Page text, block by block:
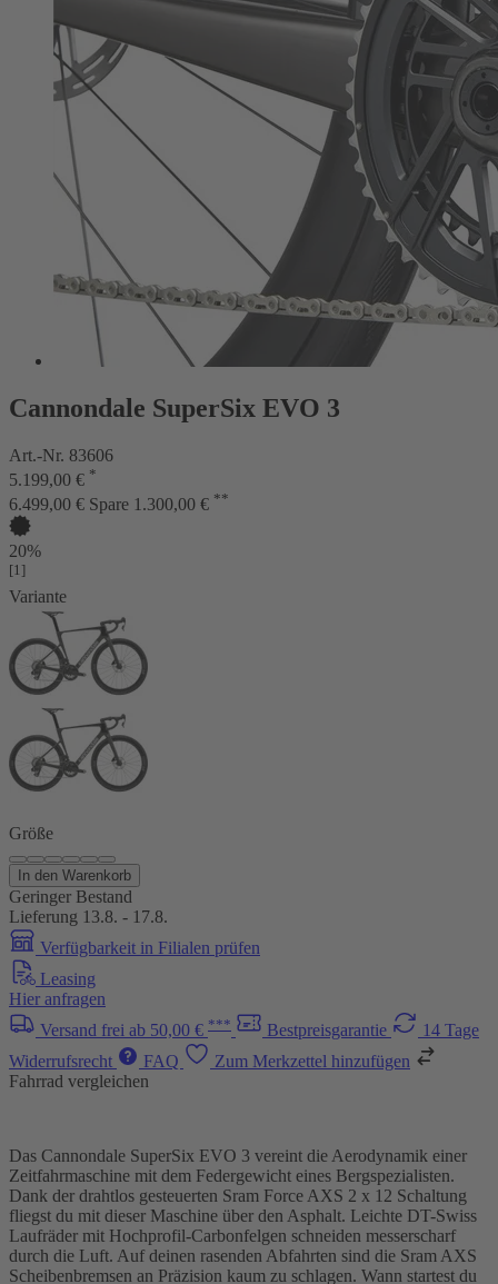
Cannondale SuperSix EVO 3
Art.-Nr. 83606
5.199,00 € *
6.499,00 € Spare 1.300,00 € **
20%
[1]
Variante
Größe
In den Warenkorb
Geringer Bestand
Lieferung 13.8. - 17.8.
Verfügbarkeit in Filialen prüfen
Leasing
Hier anfragen
Versand frei ab 50,00 € *** Bestpreisgarantie
14 Tage
Widerrufsrecht
FAQ
Zum Merkzettel hinzufügen
Fahrrad vergleichen
Das Cannondale SuperSix EVO 3 vereint die Aerodynamik einer
Zeitfahrmaschine mit dem Federgewicht eines Bergspezialisten.
Dank der drahtlos gesteuerten Sram Force AXS 2 x 12 Schaltung
fliegst du mit dieser Maschine über den Asphalt. Leichte DT-Swiss
Laufräder mit Hochprofil-Carbonfelgen schneiden messerscharf
durch die Luft. Auf deinen rasenden Abfahrten sind die Sram AXS
Scheibenbremsen an Präzision kaum zu schlagen. Wann startest du